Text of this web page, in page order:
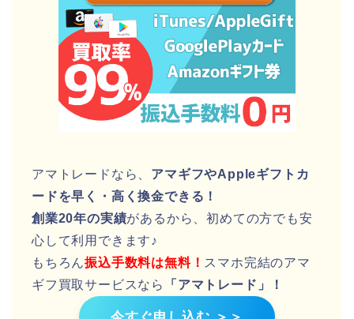
アマトレードなら、 アマギフやAppleギフトカ
ードを早く・高く換金できる！
創業20年の実績があるから、初めての方でも安
心して利用できます♪
もちろん振込手数料は無料！ スマホ完結のアマ
ギフ買取サービスなら
「アマトレード」！